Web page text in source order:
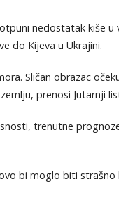
nedostatak kiše u
do Kijeva u Ukrajini.
Sličan obrazac
prenosi Jutarnji
trenutne
bi moglo biti